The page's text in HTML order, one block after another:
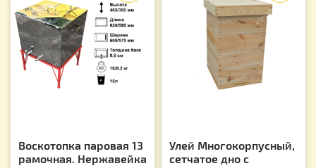
Воскотопка паровая 13
рамочная. Нержавейка
Улей Многокорпусный,
сетчатое дно с